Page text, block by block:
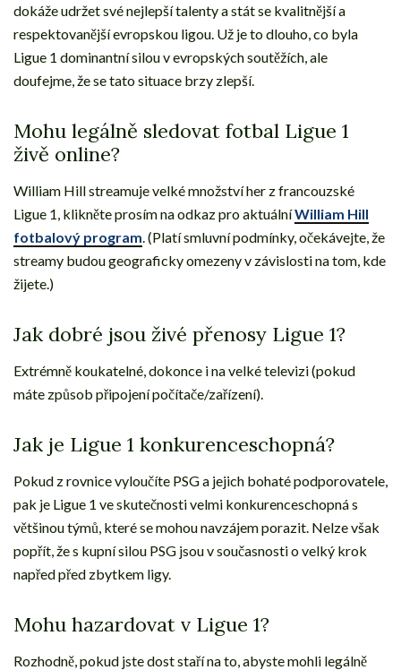
dokáže udržet své nejlepší talenty a stát se kvalitnější a
respektovanější evropskou ligou. Už je to dlouho, co byla
Ligue 1 dominantní silou v evropských soutěžích, ale
doufejme, že se tato situace brzy zlepší.
Mohu legálně sledovat fotbal Ligue 1
živě online?
William Hill streamuje velké množství her z francouzské
Ligue 1, klikněte prosím na odkaz pro aktuálníWilliam Hill
fotbalový program . (Platí smluvní podmínky, očekávejte, že
streamy budou geograficky omezeny v závislosti na tom, kde
žijete.)
Jak dobré jsou živé přenosy Ligue 1?
Extrémně koukatelné, dokonce i na velké televizi (pokud
máte způsob připojení počítače/zařízení).
Jak je Ligue 1 konkurenceschopná?
Pokud z rovnice vyloučíte PSG a jejich bohaté podporovatele,
pak je Ligue 1 ve skutečnosti velmi konkurenceschopná s
většinou týmů, které se mohou navzájem porazit. Nelze však
popřít, že s kupní silou PSG jsou v současnosti o velký krok
napřed před zbytkem ligy.
Mohu hazardovat v Ligue 1?
Rozhodně, pokud jste dost staří na to, abyste mohli legálně